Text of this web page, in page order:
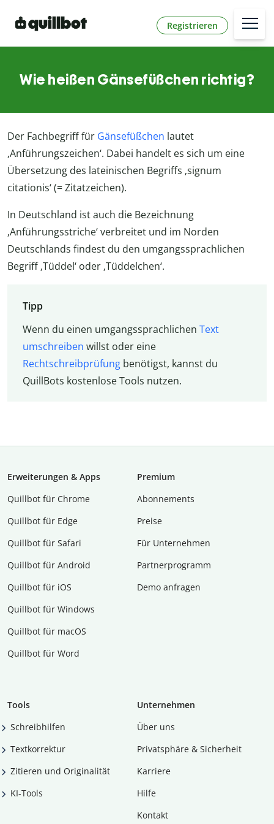
Registrieren
Wie heißen Gänsefüßchen richtig?
Der Fachbegriff für Gänsefüßchen lautet
‚Anführungszeichen‘. Dabei handelt es sich um eine
Übersetzung des lateinischen Begriffs ‚signum
citationis‘ (= Zitatzeichen).
In Deutschland ist auch die Bezeichnung
‚Anführungsstriche‘ verbreitet und im Norden
Deutschlands findest du den umgangssprachlichen
Begriff ‚Tüddel‘ oder ‚Tüddelchen‘.
Tipp
Wenn du einen umgangssprachlichen Text
umschreiben willst oder eine
Rechtschreibprüfungbenötigst, kannst du
QuillBots kostenlose Tools nutzen.
Erweiterungen & Apps
Quillbot für Chrome
Quillbot für Edge
Quillbot für Safari
Quillbot für Android
Quillbot für iOS
Quillbot für Windows
Quillbot für macOS
Quillbot für Word
Premium
Abon­ne­ments
Preise
Für Unternehmen
Partnerprogramm
Demo anfragen
Tools
Schreibhilfen
Textkorrektur
Zitieren und Originalität
KI-Tools
Unternehmen
Über uns
Privatsphäre & Sicherheit
Karriere
Hilfe
Kontakt